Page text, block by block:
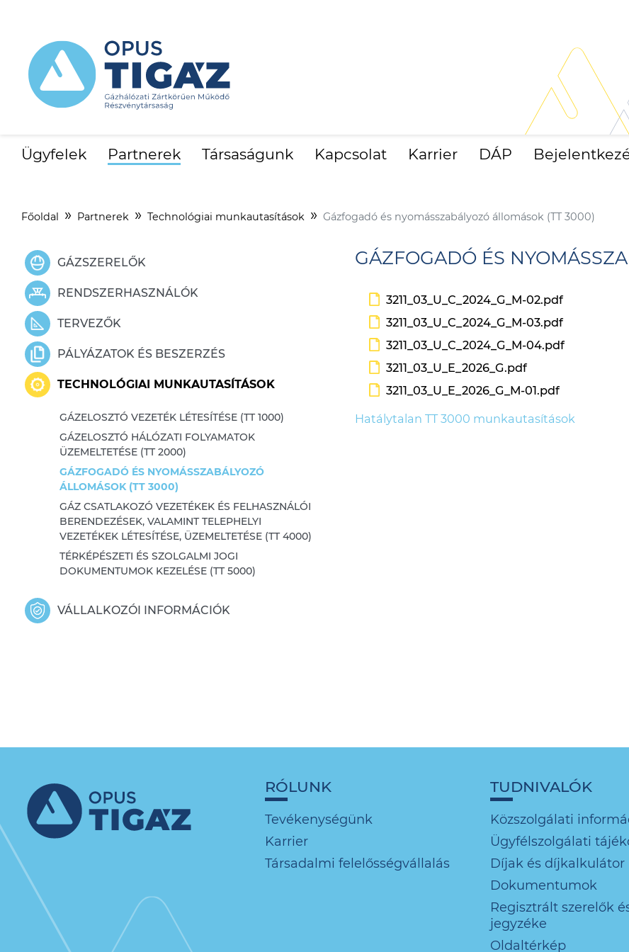
Ügyfelek Partnerek Társaságunk Kapcsolat Karrier DÁP
Főoldal Partnerek Technológiai munkautasítások Gázfogadó és nyomásszabályozó állomások (TT 3000)
GÁZSZERELŐK
RENDSZERHASZNÁLÓK
TERVEZŐK
PÁLYÁZATOK ÉS BESZERZÉS
TECHNOLÓGIAI MUNKAUTASÍTÁSOK
GÁZELOSZTÓ VEZETÉK LÉTESÍTÉSE (TT 1000)
GÁZELOSZTÓ HÁLÓZATI FOLYAMATOK
ÜZEMELTETÉSE (TT 2000)
GÁZFOGADÓ ÉS NYOMÁSSZABÁLYOZÓ
ÁLLOMÁSOK (TT 3000)
GÁZ CSATLAKOZÓ VEZETÉKEK ÉS FELHASZNÁLÓI
BERENDEZÉSEK, VALAMINT TELEPHELYI
VEZETÉKEK LÉTESÍTÉSE, ÜZEMELTETÉSE (TT 4000)
TÉRKÉPÉSZETI ÉS SZOLGALMI JOGI
DOKUMENTUMOK KEZELÉSE (TT 5000)
VÁLLALKOZÓI INFORMÁCIÓK
GÁZFOGADÓ ÉS
3211_03_U_C_2024_G_M-02.pdf
3211_03_U_C_2024_G_M-03.pdf
3211_03_U_C_2024_G_M-04.pdf
3211_03_U_E_2026_G.pdf
3211_03_U_E_2026_G_M-01.pdf
Hatálytalan TT 3000 munkautasítások
RÓLUNK
Tevékenységünk
Karrier
Társadalmi felelősségvállalás
TUDNIVALÓK
Közszolgálati
Ügyfélszolgálati
Díjak és díjkalkulátor
Dokumentumok
Regisztrált szerelők
jegyzéke
Oldaltérkép